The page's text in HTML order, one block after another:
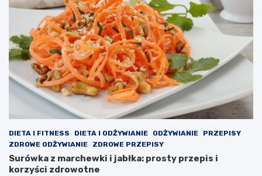
DIETA I FITNESS DIETA I ODŻYWIANIE ODŻYWIANIE
PRZEPISY
ZDROWE ODŻYWIANIE
ZDROWE PRZEPISY
Surówka z marchewki i jabłka: prosty przepis i
korzyści zdrowotne